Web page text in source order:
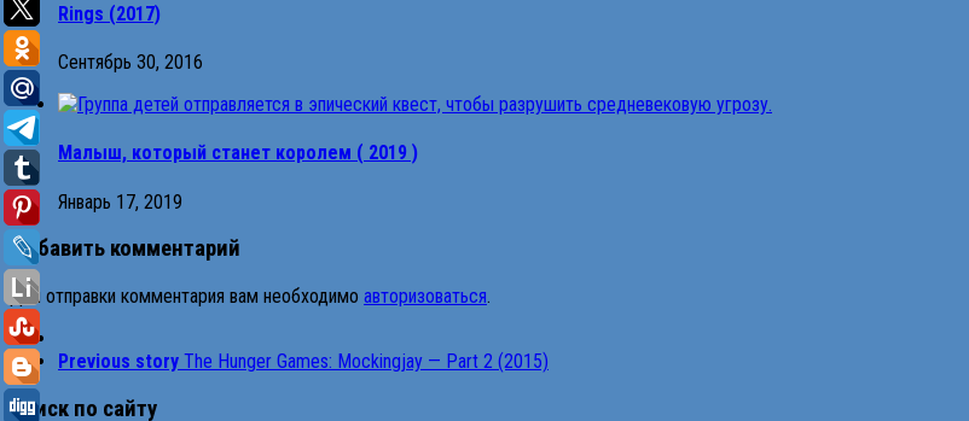
Rings (2017)
Сентябрь 30, 2016
Малыш, который станет королем ( 2019 )
Январь 17, 2019
Добавить комментарий
Для отправки комментария вам необходимо авторизоваться.
Previous story The Hunger Games: Mockingjay — Part 2 (2015)
Поиск по сайту